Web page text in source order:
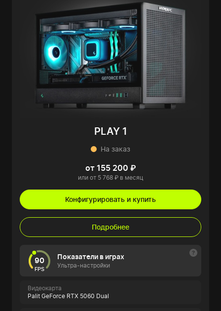
PLAY 1
На заказ
от 155 200 ₽
или от 5 768 ₽ в месяц
Конфигурировать и купить
Подробнее
90
FPS
Показатели в играх
Ультра-настройки
Видеокарта
Palit GeForce RTX 5060 Dual